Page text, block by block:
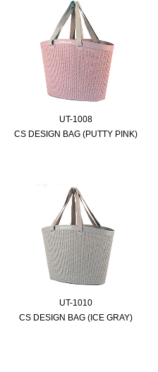
UT-1008
CS DESIGN BAG (PUTTY PINK)
UT-1010
CS DESIGN BAG (ICE GRAY)